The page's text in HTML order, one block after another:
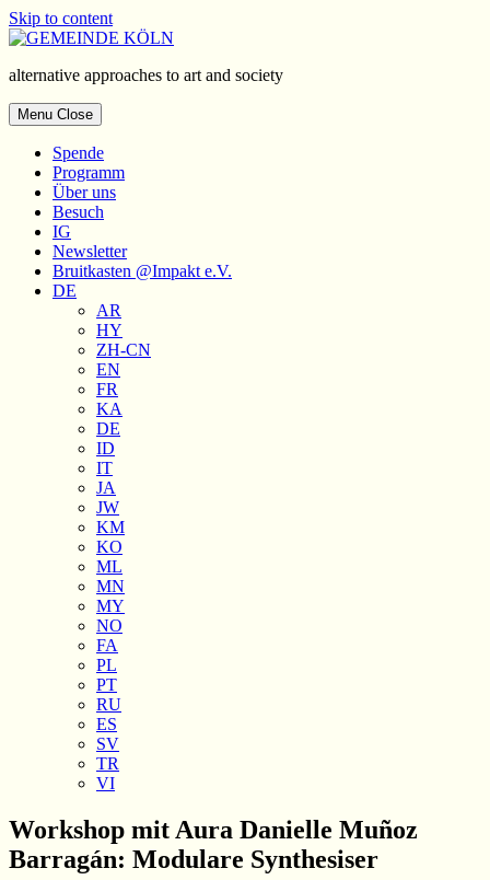
Skip to content
alternative approaches to art and society
Menu Close
Spende
Programm
Über uns
Besuch
IG
Newsletter
Bruitkasten @Impakt e.V.
DE
AR
HY
ZH-CN
EN
FR
KA
DE
ID
IT
JA
JW
KM
KO
ML
MN
MY
NO
FA
PL
PT
RU
ES
SV
TR
VI
Workshop mit Aura Danielle Muñoz
Barragán: Modulare Synthesiser